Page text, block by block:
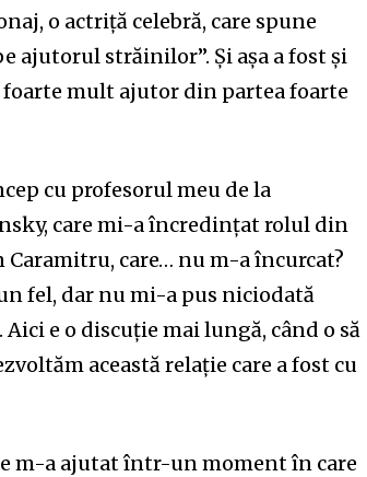
o actriță celebră, care spune
ajutorul străinilor”. Și așa a fost și
mult ajutor din partea foarte
cu profesorul meu de la
care mi-a încredințat rolul din
Caramitru, care… nu m-a încurcat?
fel, dar nu mi-a pus niciodată
e o discuție mai lungă, când o să
această relație care a fost cu
m-a ajutat într-un moment în care